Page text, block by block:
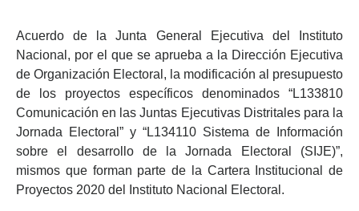
Acuerdo de la Junta General Ejecutiva del Instituto
Nacional, por el que se aprueba a la Dirección Ejecutiva
de Organización Electoral, la modificación al presupuesto
de los proyectos específicos denominados “L133810
Comunicación en las Juntas Ejecutivas Distritales para la
Jornada Electoral” y “L134110 Sistema de Información
sobre el desarrollo de la Jornada Electoral (SIJE)”,
mismos que forman parte de la Cartera Institucional de
Proyectos 2020 del Instituto Nacional Electoral.